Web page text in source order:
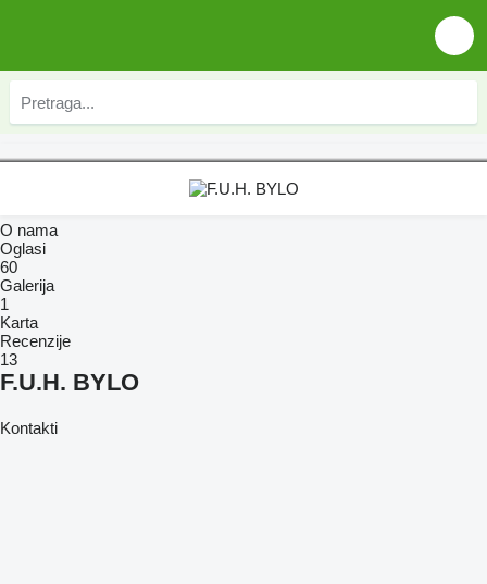
O nama
Oglasi
60
Galerija
1
Karta
Recenzije
13
F.U.H. BYLO
Kontakti